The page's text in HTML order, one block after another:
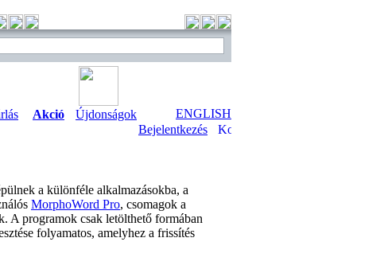
Akció Újdonságok
ENGLISH
Bejelentkezés
a különféle alkalmazásokba, a
MorphoWord Pro, csomagok a
A programok csak letölthető formában
folyamatos, amelyhez a frissítés